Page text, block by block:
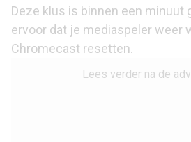
Deze klus is binnen een minuut
ervoor dat je mediaspeler weer
Chromecast resetten.
Lees verder na de